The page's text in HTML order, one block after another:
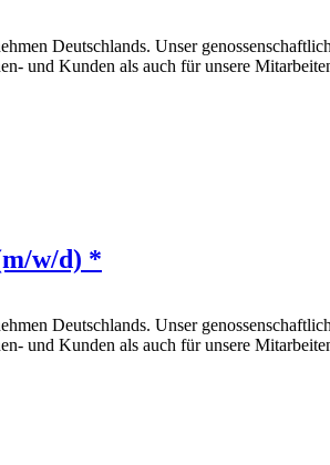
Deutschlands. Unser
und Kunden als auch für unsere
w/d) *
Deutschlands. Unser
und Kunden als auch für unsere